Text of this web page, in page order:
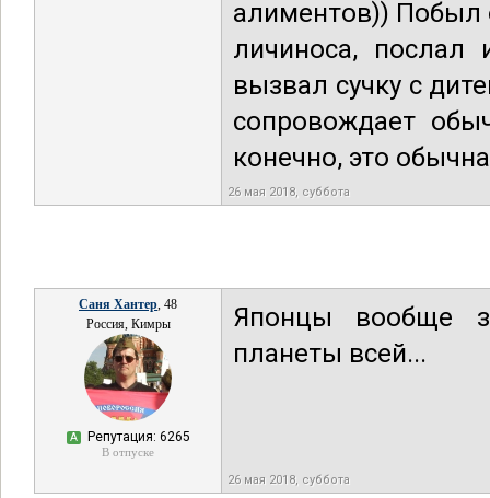
алиментов)) Побыл
личиноса, послал
вызвал сучку с
сопровождает
конечно, это
26 мая 2018, суббота
Саня Хантер, 48
Россия, Кимры
А Репутация: 6265
В отпуске
Японцы вообще
планеты всей...
26 мая 2018, суббота